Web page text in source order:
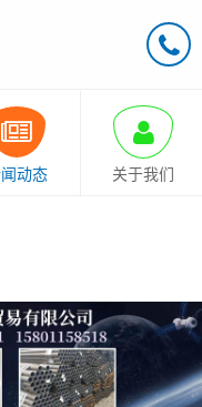
动态 关于我们